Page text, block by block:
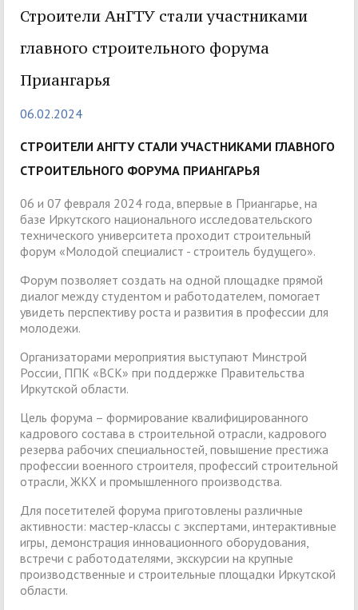
Строители АнГТУ стали участниками
главного строительного форума
Приангарья
06.02.2024
СТРОИТЕЛИ АНГТУ СТАЛИ УЧАСТНИКАМИ ГЛАВНОГО
СТРОИТЕЛЬНОГО ФОРУМА ПРИАНГАРЬЯ
06 и 07 февраля 2024 года, впервые в Приангарье, на
базе Иркутского национального исследовательского
технического университета проходит строительный
форум «Молодой специалист - строитель будущего».
Форум позволяет создать на одной площадке прямой
диалог между студентом и работодателем, помогает
увидеть перспективу роста и развития в профессии для
молодежи.
Организаторами мероприятия выступают Минстрой
России, ППК «ВСК» при поддержке Правительства
Иркутской области.
Цель форума – формирование квалифицированного
кадрового состава в строительной отрасли, кадрового
резерва рабочих специальностей, повышение престижа
профессии военного строителя, профессий строительной
отрасли, ЖКХ и промышленного производства.
Для посетителей форума приготовлены различные
активности: мастер-классы с экспертами, интерактивные
игры, демонстрация инновационного оборудования,
встречи с работодателями, экскурсии на крупные
производственные и строительные площадки Иркутской
области.